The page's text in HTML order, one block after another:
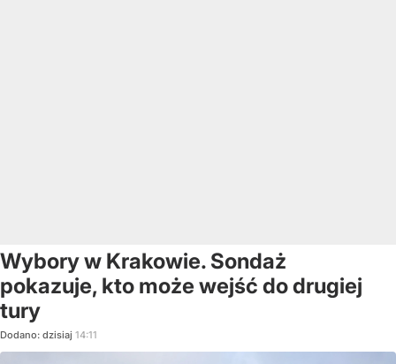
Wybory w Krakowie. Sondaż
pokazuje, kto może wejść do drugiej
tury
Dodano: dzisiaj 14:11